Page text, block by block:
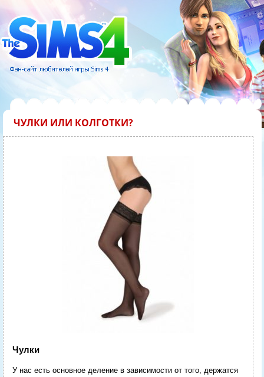
ЧУЛКИ ИЛИ КОЛГОТКИ?
Чулки
У нас есть основное деление в зависимости от того, держатся